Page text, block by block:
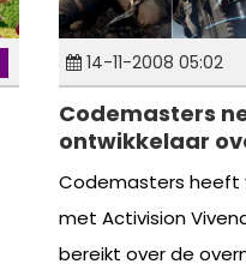
14-11-2008 05:02
Codemasters
ontwikkelaar
Codemasters
met Activision
bereikt over de